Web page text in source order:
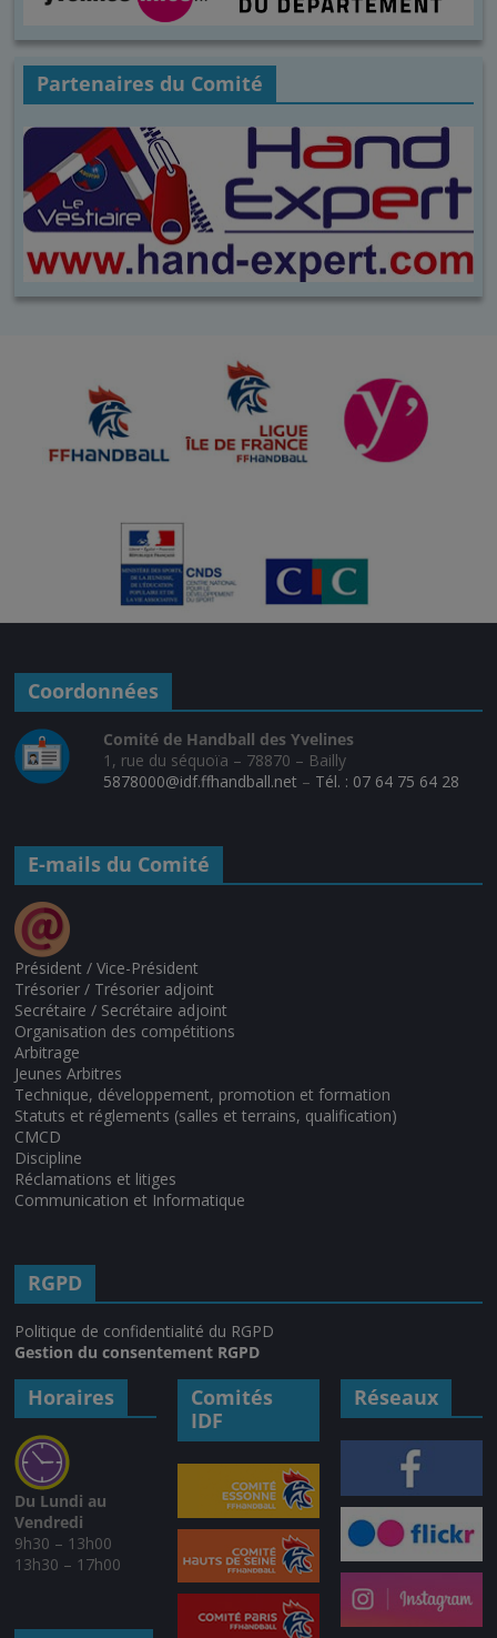
Partenaires du Comité
Coordonnées
Comité de Handball des Yvelines
1, rue du séquoïa – 78870 – Bailly
5878000@idf.ffhandball.net – Tél. : 07 64 75 64 28
E-mails du Comité
Président / Vice-Président
Trésorier / Trésorier adjoint
Secrétaire / Secrétaire adjoint
Organisation des compétitions
Arbitrage
Jeunes Arbitres
Technique, développement, promotion et formation
Statuts et réglements (salles et terrains, qualification)
CMCD
Discipline
Réclamations et litiges
Communication et Informatique
RGPD
Politique de confidentialité du RGPD
Gestion du consentement RGPD
Horaires
Du Lundi au
Vendredi
9h30 – 13h00
13h30 – 17h00
Comités
IDF
Réseaux